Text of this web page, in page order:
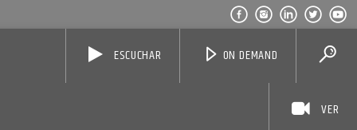
ON DEMAND
ESCUCHAR
VER